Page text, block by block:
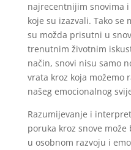
najrecentnijim snovima
koje su izazvali. Tako
su možda prisutni u
trenutnim životnim
način, snovi nisu samo
vrata kroz koja možemo
našeg emocionalnog
Razumijevanje i
poruka kroz snove
u osobnom razvoju i